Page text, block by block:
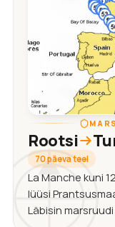
Rootsi
70 päeva teel
La Manche kuni
lüüsi
Läbisin marsruudi